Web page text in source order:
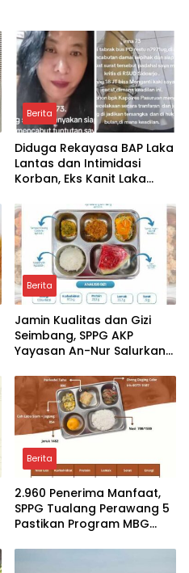
Berita
Diduga Rekayasa BAP Laka
Lantas dan Intimidasi
Korban, Eks Kanit Laka
Dilaporkan ke Propam
Polda Jatim
Berita
Jamin Kualitas dan Gizi
Seimbang, SPPG AKP
Yayasan An-Nur Salurkan
di Perawang
Berita
2.960 Penerima Manfaat,
SPPG Tualang Perawang 5
Pastikan Program MBG
Higienis